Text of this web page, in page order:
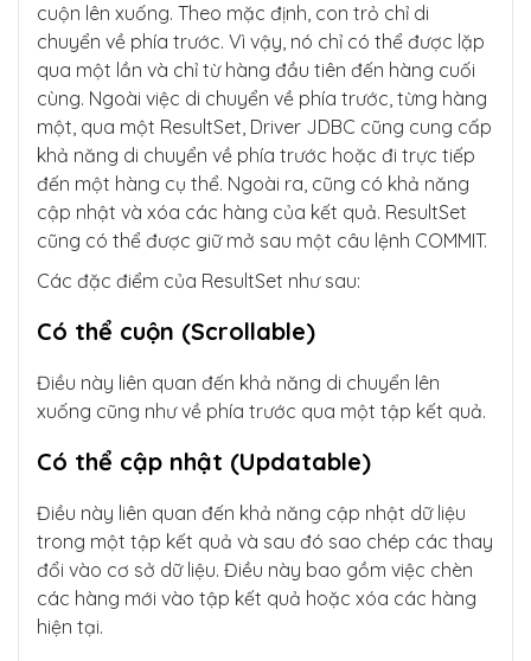
cuộn lên xuống. Theo mặc định, con trỏ chỉ di
chuyển về phía trước. Vì vậy, nó chỉ có thể được lặp
qua một lần và chỉ từ hàng đầu tiên đến hàng cuối
cùng. Ngoài việc di chuyển về phía trước, từng hàng
một, qua một ResultSet, Driver JDBC cũng cung cấp
khả năng di chuyển về phía trước hoặc đi trực tiếp
đến một hàng cụ thể. Ngoài ra, cũng có khả năng
cập nhật và xóa các hàng của kết quả. ResultSet
cũng có thể được giữ mở sau một câu lệnh COMMIT.
Các đặc điểm của ResultSet như sau:
Có thể cuộn (Scrollable)
Điều này liên quan đến khả năng di chuyển lên
xuống cũng như về phía trước qua một tập kết quả.
Có thể cập nhật (Updatable)
Điều này liên quan đến khả năng cập nhật dữ liệu
trong một tập kết quả và sau đó sao chép các thay
đổi vào cơ sở dữ liệu. Điều này bao gồm việc chèn
các hàng mới vào tập kết quả hoặc xóa các hàng
hiện tại.